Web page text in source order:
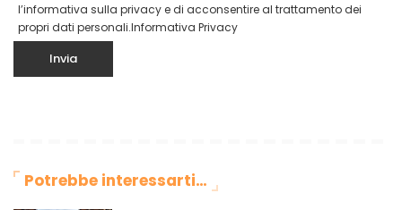
l’informativa sulla privacy e di acconsentire al trattamento dei
propri dati personali.Informativa Privacy
Potrebbe interessarti…